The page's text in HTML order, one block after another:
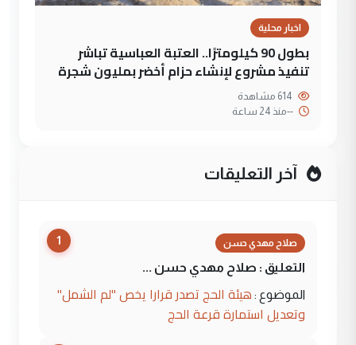
اخبار محلية
بطول 90 كيلومترًا.. العتبة العباسية تباشر
تنفيذ مشروع لإنشاء حزام أخضر بمليون شجرة
--منذ 24 ساعة
آخر التعليقات
1 صلاح مهدي حسن
التعليق : صلاح مهدي حسن ...
الموضوع : هيئة الحج تصدر قرارا يخص "لم الشمل"
وتعديل استمارة قرعة الحج